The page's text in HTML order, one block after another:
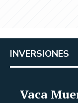
INVERSIONES
Vaca